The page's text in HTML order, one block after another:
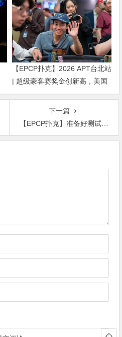
【EPCP扑克】2026 APT台北站
| 超级豪客赛奖金创新高，美国
选手Ethan “Rampage” Yau领跑
下一篇
【EPCP扑克】准备好测试你的PLO翻前技术了吗？据说全部答对的概率只有5%